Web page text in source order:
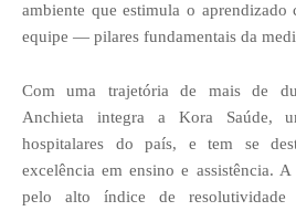
ambiente que estimula o
equipe — pilares fundamentais da
Com uma trajetória de mais de
Anchieta integra a Kora Saúde,
hospitalares do país, e tem se
excelência em ensino e assistência.
pelo alto índice de